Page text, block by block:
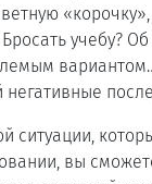
учебу?
ситуации,
вы